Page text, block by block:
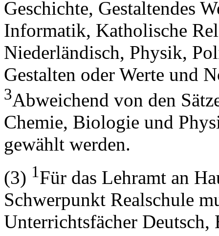
Geschichte, Gestaltendes
Informatik, Katholische
Niederländisch, Physik,
Gestalten oder Werte und
3Abweichend von den
Chemie, Biologie und
gewählt werden.
(3) 1Für das Lehramt an
Schwerpunkt Realschule
Unterrichtsfächer Deutsch,